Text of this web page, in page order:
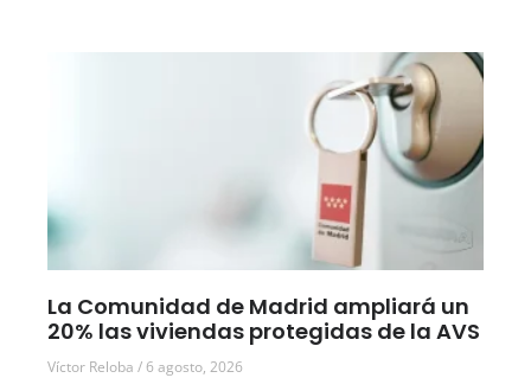
La Comunidad de Madrid ampliará un
20% las viviendas protegidas de la AVS
Víctor Reloba 6 agosto, 2026